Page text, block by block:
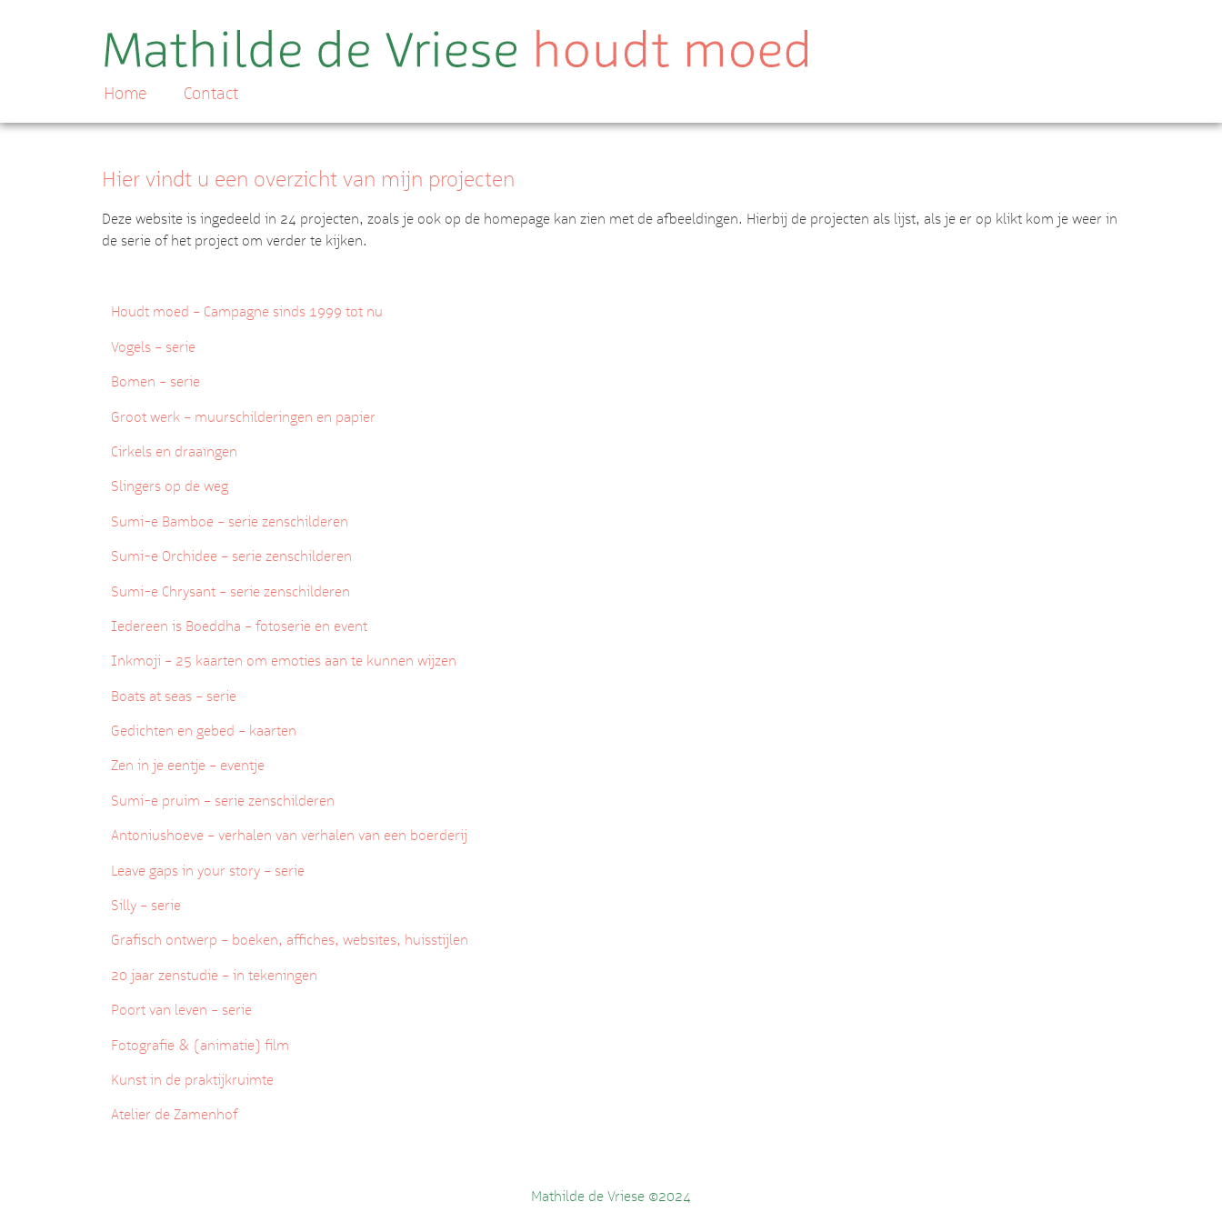
Home Contact
Hier vindt u een overzicht van mijn projecten
Deze website is ingedeeld in 24 projecten, zoals je ook op de homepage kan zien met de afbeeldingen. Hierbij de projecten als lijst, als je er op klikt kom je weer in
de serie of het project om verder te kijken.
Houdt moed – Campagne sinds 1999 tot nu
Vogels – serie
Bomen – serie
Groot werk – muurschilderingen en papier
Cirkels en draaïngen
Slingers op de weg
Sumi-e Bamboe – serie zenschilderen
Sumi-e Orchidee – serie zenschilderen
Sumi-e Chrysant – serie zenschilderen
Iedereen is Boeddha – fotoserie en event
Inkmoji – 25 kaarten om emoties aan te kunnen wijzen
Boats at seas – serie
Gedichten en gebed – kaarten
Zen in je eentje – eventje
Sumi-e pruim – serie zenschilderen
Antoniushoeve – verhalen van verhalen van een boerderij
Leave gaps in your story – serie
Silly – serie
Grafisch ontwerp – boeken, affiches, websites, huisstijlen
20 jaar zenstudie – in tekeningen
Poort van leven – serie
Fotografie & (animatie) film
Kunst in de praktijkruimte
Atelier de Zamenhof
Mathilde de Vriese ©2024